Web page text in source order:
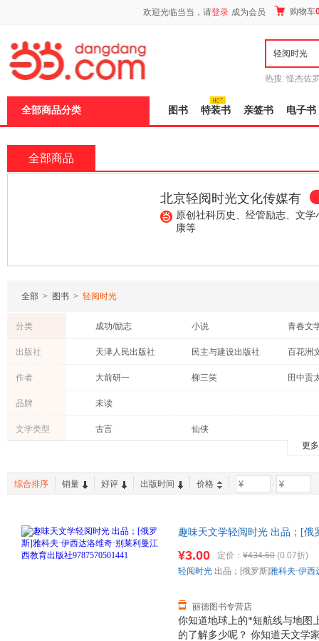
欢迎光临当当，请登录 成为会员 购物车
热搜: 怪杰佐
全部商品分类 图书 特装书 亲签书 电子书
全部商品
北京轻阅时光文化传媒有
限公司
原创社科历史、经管励志、文学
康等
全部 > 图书 > 轻阅时光
分类 成功/励志 小说
青春文
文学
科普读物
艺术
出版社 天津人民出版社 民主与建设出版社
百花洲
江西美术出版社
吉林文史出版社
九州出
作者 大前研一 柳三笑
田中贡
王楠
钱钟书
张鸣
月关
李少聪
金庸
芥沫
大象公会
陈映真 毕啸南
品牌 未读
文学类型 古言
仙侠
更
综合排序 销量 好评 出版时间 价格 -
趣味天文学轻阅时光 出品；[俄
发票！
你知道地球上的*短航线与地图
的了解多少呢？ 你知道天文学
¥3.00 定价： ¥434.60 (0.07折)
丽德图书专营店
轻阅时光 出品；[俄罗斯]雅科夫·伊西
页
加